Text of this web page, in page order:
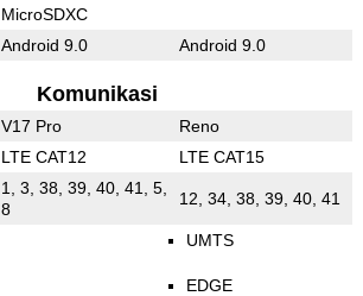
MicroSDXC
Android 9.0 Android 9.0
Komunikasi
V17 Pro Reno
LTE CAT12 LTE CAT15
1, 3, 38, 39, 40, 41, 5,
8
12, 34, 38, 39, 40, 41
UMTS
EDGE